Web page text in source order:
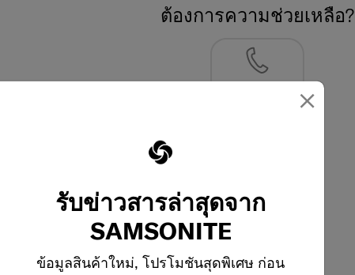
×
รับข่าวสารล่าสุดจาก
SAMSONITE
ข้อมูลสินค้าใหม่, โปรโมชันสุดพิเศษ ก่อน
ต้องการความช่วยเหลือ?